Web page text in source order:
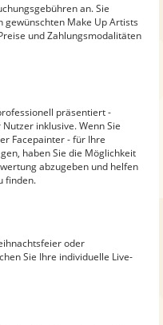
an. Sie
gewünschten Make Up Artists
und Zahlungsmodalitäten
präsentiert -
inklusive. Wenn Sie
Facepainter - für Ihre
haben Sie die Möglichkeit
abzugeben und helfen
finden.
oder
Sie Ihre individuelle Live-